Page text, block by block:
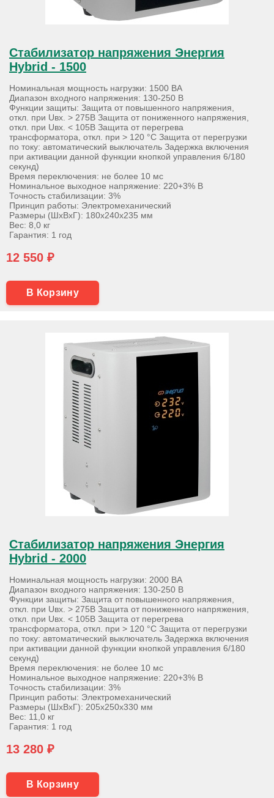
Стабилизатор напряжения Энергия
Hybrid - 1500
Номинальная мощность нагрузки: 1500 ВА
Диапазон входного напряжения: 130-250 В
Функции защиты: Защита от повышенного напряжения,
откл. при Uвх. > 275В Защита от пониженного напряжения,
откл. при Uвх. < 105В Защита от перегрева
трансформатора, откл. при > 120 °С Защита от перегрузки
по току: автоматический выключатель Задержка включения
при активации данной функции кнопкой управления 6/180
секунд)
Время переключения: не более 10 мс
Номинальное выходное напряжение: 220+3% В
Точность стабилизации: 3%
Принцип работы: Электромеханический
Размеры (ШхВхГ): 180х240х235 мм
Вес: 8,0 кг
Гарантия: 1 год
12 550 ₽
В Корзину
Стабилизатор напряжения Энергия
Hybrid - 2000
Номинальная мощность нагрузки: 2000 ВА
Диапазон входного напряжения: 130-250 В
Функции защиты: Защита от повышенного напряжения,
откл. при Uвх. > 275В Защита от пониженного напряжения,
откл. при Uвх. < 105В Защита от перегрева
трансформатора, откл. при > 120 °С Защита от перегрузки
по току: автоматический выключатель Задержка включения
при активации данной функции кнопкой управления 6/180
секунд)
Время переключения: не более 10 мс
Номинальное выходное напряжение: 220+3% В
Точность стабилизации: 3%
Принцип работы: Электромеханический
Размеры (ШхВхГ): 205х250х330 мм
Вес: 11,0 кг
Гарантия: 1 год
13 280 ₽
В Корзину